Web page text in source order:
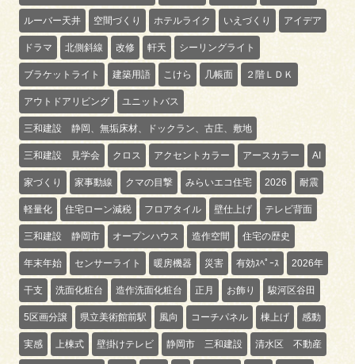
ルーバー天井 空間づくり ホテルライク いえづくり アイデア
ドラマ 北側斜線 改修 軒天 シーリングライト
ブラケットライト 建築用語 こけら 几帳面 ２階ＬＤＫ
アウトドアリビング ユニットバス
三和建設 静岡、無垢床材、ドックラン、古庄、敷地
三和建設 見学会 クロス アクセントカラー アースカラー AI
家づくり 家事動線 クマの目撃 みらいエコ住宅 2026 耐震
軽量化 住宅ローン減税 フロアタイル 壁仕上げ テレビ背面
三和建設 静岡市 オープンハウス 造作空間 住宅の歴史
年末年始 センサーライト 暖房機器 災害 有効ｽﾍﾟｰｽ 2026年
干支 洗面化粧台 造作洗面化粧台 正月 お飾り 駿河区谷田
5区画分譲 県立美術館前駅 風向 コーチパネル 棟上げ 感動
実感 上棟式 壁掛けテレビ 静岡市 三和建設 清水区 不動産